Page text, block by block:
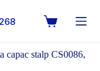
capac stalp CS0086,